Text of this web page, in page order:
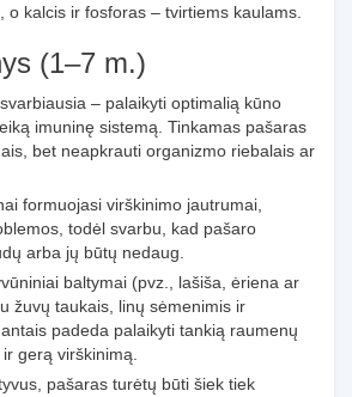
o kalcis ir fosforas – tvirtiems kaulams.
(1–7 m.)
– palaikyti optimalią kūno
imuninę sistemą. Tinkamas pašaras
bet neapkrauti organizmo riebalais ar
formuojasi virškinimo jautrumai,
todėl svarbu, kad pašaro
arba jų būtų nedaug.
baltymai (pvz., lašiša, ėriena ar
žuvų taukais, linų sėmenimis ir
padeda palaikyti tankią raumenų
gerą virškinimą.
pašaras turėtų būti šiek tiek